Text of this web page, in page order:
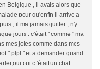
Belgique , il avais alors que
pour qu'enfin il arrive a
, il ma jamais quitter , n'y
jours . c'était " comme " ma
mes joies comme dans mes
" pipi " et a demander quand
oui c 'était un chat